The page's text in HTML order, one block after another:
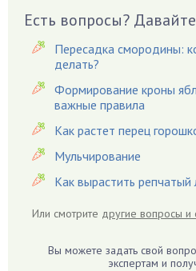
Вишня
Вредители
Гардения
Гацания
Гвоздики
Георгины
Герань
Гиацинт
Гиппеаструм
Есть вопросы?
Пересадка смородины:
делать?
Формирование кроны
важные правила
Как растет перец
Мульчирование
Как вырастить репчатый
Или смотрите другие вопросы и
Вы можете задать свой
экспертам и